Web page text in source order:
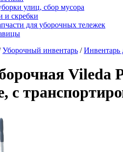
улиц, сбор мусора
и скребки
для уборочных тележек
Уборочный инвентарь /Инвентарь
Vileda
с